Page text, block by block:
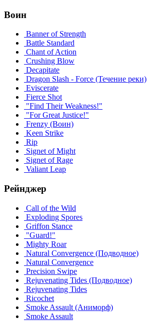
Воин
Banner of Strength
Battle Standard
Chant of Action
Crushing Blow
Decapitate
Dragon Slash - Force (Течение реки)
Eviscerate
Fierce Shot
"Find Their Weakness!"
"For Great Justice!"
Frenzy (Воин)
Keen Strike
Rip
Signet of Might
Signet of Rage
Valiant Leap
Рейнджер
Call of the Wild
Exploding Spores
Griffon Stance
"Guard!"
Mighty Roar
Natural Convergence (Подводное)
Natural Convergence
Precision Swipe
Rejuvenating Tides (Подводное)
Rejuvenating Tides
Ricochet
Smoke Assault (Аниморф)
Smoke Assault